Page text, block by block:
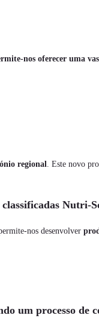
nos oferecer uma
regional. Este novo
Nutri-
nos desenvolver
um processo de